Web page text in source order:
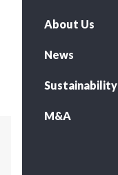
About Us
News
Sustainability
M&A